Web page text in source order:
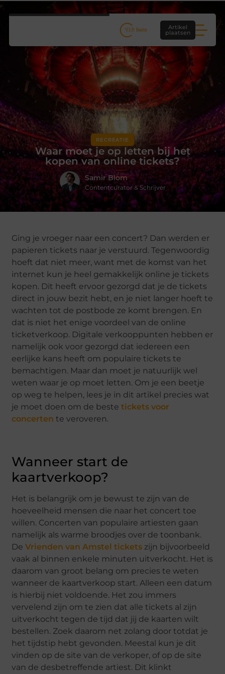
Artikel
plaatsen
RECREATIE
Waar moet je op letten bij het
kopen van online tickets?
Samir Blom
Contentcurator & Schrijver
Ging je vroeger naar een concert? Dan werden er
papieren tickets naar je verstuurd. Tegenwoordig
hoeft dat niet meer, want met de komst van het
internet kun je heel gemakkelijk online je tickets
kopen. Dit heeft ervoor gezorgd dat je de tickets
direct in jouw bezit hebt, en je niet langer hoeft te
wachten tot de postbode ze komt brengen. En
dat is niet het enige voordeel van de online
ticketverkoop. Digitale verkooppunten hebben er
namelijk ook voor gezorgd dat iedereen een
eerlijke kans heeft om populaire tickets te
bemachtigen. Maar dan moet je natuurlijk wel
weten waar je op moet letten. Om je een beetje
op weg te helpen, lees je in dit artikel precies wat
je moet doen om de bestetickets voor
concerten te veroveren.
Wanneer start de
kaartverkoop?
Het is belangrijk om je bewust te zijn van de
hoeveelheid mensen die naar het concert toe
willen. Concerten van populaire artiesten gaan
namelijk als warme broodjes over de toonbank.
DeVrienden van Amstel tickets zijn bijvoorbeeld
vaak al binnen enkele minuten uitverkocht. Het is
daarom van groot belang om precies te weten
wanneer de kaartverkoop start. Alleen een datum
is hierbij niet voldoende. Het zou immers
vervelend zijn om te zien dat alle tickets al zijn
uitverkocht tegen de tijd dat jij de kaarten wilt
bestellen. Zoek daarom net zolang door totdat je
het tijdstip hebt gevonden. Meestal kun je dit
vinden op de site van de verkoper, of op de site
van de desbetreffende artiest. Dit klinkt